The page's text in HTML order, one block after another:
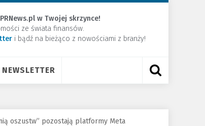
w Twojej skrzynce!
ze świata finansów.
​i bądź na bieżąco z nowościami z branży!
NEWSLETTER
oszustw” pozostają platformy Meta